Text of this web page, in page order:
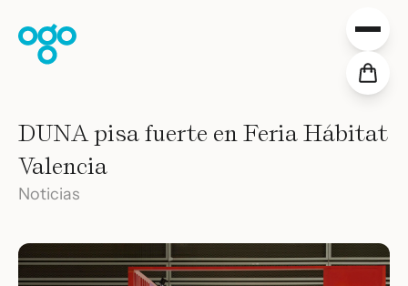
Colecciones
Proyectos
Slow News
Tienda
DUNA pisa fuerte en Feria Hábitat
Valencia
Noticias